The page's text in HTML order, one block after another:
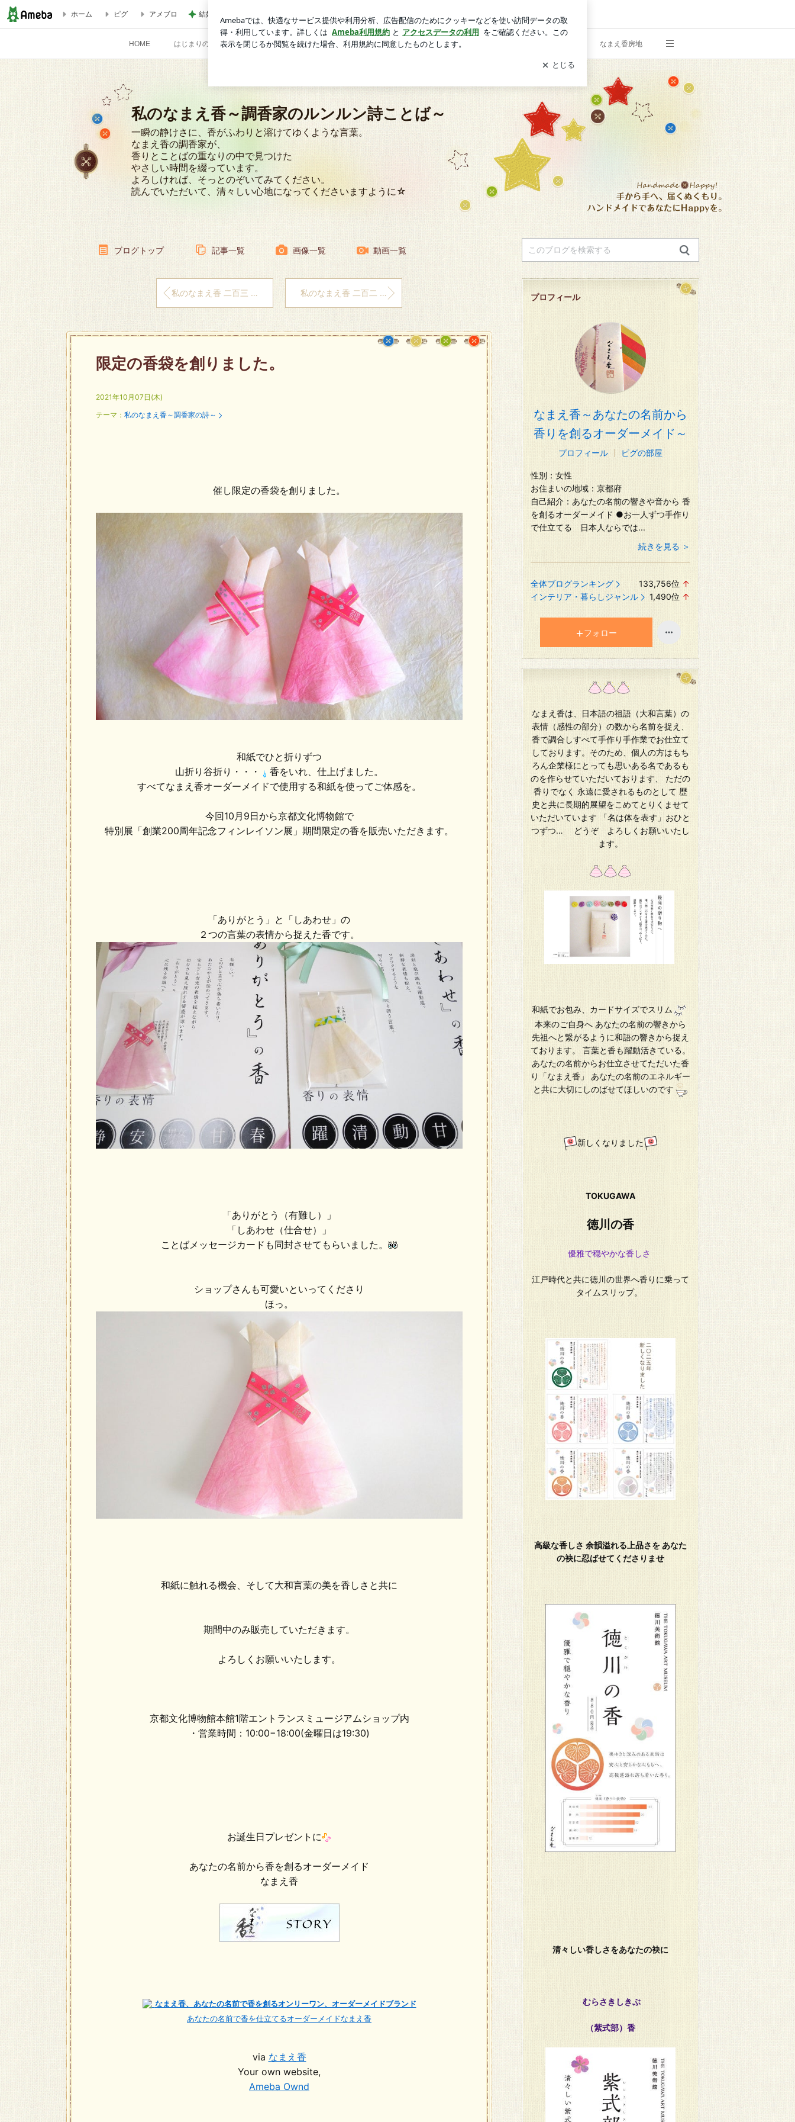
限定の香袋を創りました。 | 私のなまえ香～調香家のルンルン詩ことば～
HOME はじまりの音 なまえ香の特徴 創作詩歌を香に 大和言葉 なまえ香コレクション なまえ香房地
ホーム ピグ アメブロ 結婚する娘のために準備した祝儀袋 ログイン
私のなまえ香～調香家のルンルン詩ことば～
一瞬の静けさに、香がふわりと溶けてゆくような言葉。
なまえ香の調香家が、
香りとことばの重なりの中で見つけた
やさしい時間を綴っています。
よろしければ、そっとのぞいてみてください。
読んでいただいて、清々しい心地になってくださいますように☆
ブログトップ 記事一覧 画像一覧 動画一覧
私のなまえ香 二百三 秋すだく虫の響き 私のなまえ香 二百二 ゆふうら・・・
限定の香袋を創りました。
2021年10月07日(木)
テーマ： 私のなまえ香～調香家の詩～
催し限定の香袋を創りました。
和紙でひと折りずつ
山折り谷折り・・・
香をいれ、仕上げました。
すべてなまえ香オーダーメイドで使用する和紙を使ってご体感を。
今回10月9日から京都文化博物館で
特別展「創業200周年記念フィンレイソン展」期間限定の香を販売いただきます。
「ありがとう」と「しあわせ」の
２つの言葉の表情から捉えた香です。
「ありがとう（有難し）」
「しあわせ（仕合せ）」
ことばメッセージカードも同封させてもらいました。
ショップさんも可愛いといってくださり
ほっ。
和紙に触れる機会、そして大和言葉の美を香しさと共に
期間中のみ販売していただきます。
よろしくお願いいたします。
京都文化博物館本館1階エントランスミュージアムショップ内
・営業時間：10:00−18:00(金曜日は19:30)
お誕生日プレゼントに
あなたの名前から香を創るオーダーメイド
なまえ香
なまえ香、あなたの名前で香を創るオンリーワン、オーダーメイドブランド
あなたの名前で香を仕立てるオーダーメイドなまえ香
via なまえ香
Your own website,
Ameba Ownd
プロフィール
なまえ香～あなたの名前から
香りを創るオーダーメイド～
プロフィール ピグの部屋
性別： 女性
お住まいの地域： 京都府
自己紹介： あなたの名前の響きや音から 香
を創るオーダーメイド ●お一人ずつ手作り
で仕立てる 日本人ならでは...
続きを見る ＞
全体ブログランキング 133,756位 ↑
上
昇
インテリア・暮らしジャンル 1,490位 ↑
グ
上
昇
フォロー
なまえ香は、日本語の祖語（大和言葉）の
表情（感性の部分）の数から名前を捉え、
香で調合しすべて手作り手作業でお仕立て
しております。そのため、個人の方はもち
ろん企業様にとっても思いある名であるも
のを作らせていただいております、 ただの
香りでなく 永遠に愛されるものとして 歴
史と共に長期的展望をこめてとりくませて
いただいています 「名は体を表す」おひと
つずつ… どうぞ よろしくお願いいたし
ます。
和紙でお包み、カードサイズでスリム
本来のご自身へ あなたの名前の響きから
先祖へと繋がるように和語の響きから捉え
ております。 言葉と香も躍動活きている。
あなたの名前からお仕立させてただいた香
り「なまえ香」 あなたの名前のエネルギー
と共に大切にしのばせてほしいのです
新しくなりました
TOKUGAWA
徳川の香
優雅で穏やかな香しさ
江戸時代と共に徳川の世界へ香りに乗って
タイムスリップ。
高級な香しさ 余韻溢れる上品さを あなた
の袂に忍ばせてくださりませ
清々しい香しさをあなたの袂に
むらさきしきぶ
（紫式部）香